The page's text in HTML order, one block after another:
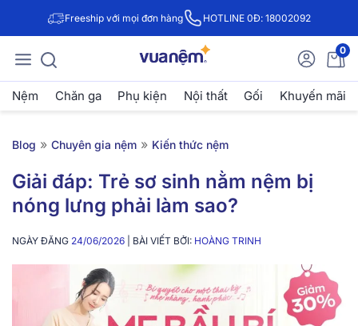
Freeship với mọi đơn hàng HOTLINE 0Đ: 18002092
0
Nệm Chăn ga Phụ kiện Nội thất Gối Khuyến mãi
Blog » Chuyên gia nệm » Kiến thức nệm
Giải đáp: Trẻ sơ sinh nằm nệm bị
nóng lưng phải làm sao?
NGÀY ĐĂNG 24/06/2026 | BÀI VIẾT BỞI: HOÀNG TRINH